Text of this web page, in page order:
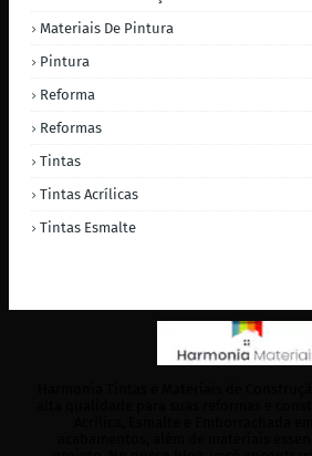
Materiais De Pintura
Pintura
Reforma
Reformas
Tintas
Tintas Acrílicas
Tintas Esmalte